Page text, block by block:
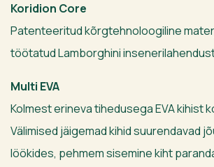
Koridion Core
Patenteeritud kõrgtehnoloogiline
töötatud Lamborghini
Multi EVA
Kolmest erineva tihedusega EVA kihist
Välimised jäigemad kihid suurendavad
löökides, pehmem sisemine kiht